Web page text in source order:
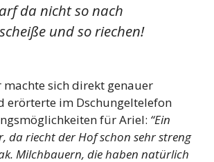
da nicht so nach
und so riechen!
machte sich direkt genauer
erörterte im Dschungeltelefon
für Ariel: “Ein
da riecht der Hof schon sehr streng
Milchbauern, die haben natürlich